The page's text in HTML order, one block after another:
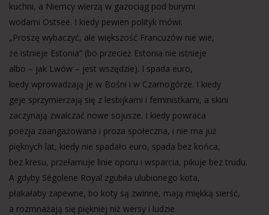
kuchni, a Niemcy wierzą w gazociąg pod burymi
wodami Ostsee. I kiedy pewien polityk mówi:
„Proszę wybaczyć, ale większość Francuzów nie wie,
że istnieje Estonia” (bo przecież Estonia nie istnieje
albo – jak Lwów – jest wszędzie). I spada euro,
kiedy wprowadzają je w Bośni i w Czarnogórze. I kiedy
geje sprzymierzają się z lesbijkami i feministkami, a skini
zaczynają zwalczać nowe sojusze. I kiedy powraca
poezja zaangażowana i proza społeczna, i nie ma już
pięknych lat, kiedy nie spadało euro, spada bez końca,
bez kresu, przełamuje linie oporu i wsparcia, pikuje bez trudu.
A gdyby Ségolene Royal zgubiła ulubionego kota,
płakałaby zapewne, bo koty są zwinne, mają miękką sierść,
a rozmnażają się piękniej niż wersy i ludzie